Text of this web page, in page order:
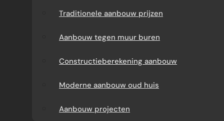
prijzen
Traditionele aanbouw
prijzen
Aanbouw tegen muur
buren
Prefab dakkapel
laten maken
Dakkapel
Traditionele aanbouw prijzen
Aanbouw tegen muur buren
Constructieberekening aanbouw
Moderne aanbouw oud huis
Aanbouw projecten